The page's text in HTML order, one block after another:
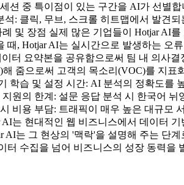
션 중 특이점이 있는 구간을 AI가 선별
: 클릭, 무브, 스크롤 히트맵에서 발견
및 장점 실제 많은 기업들이 Hotjar AI
, Hotjar AI는 실시간으로 발생하는
터 요약본을 공유함으로써 팀 내 의사
줌으로써 고객의 목소리(VOC)를 지
학습 및 설정 시간: AI 분석의 정확도를
원의 한계: 설문 응답 분석 시 한국어
비용 부담: 트래픽이 매우 높은 대규모
는 현대적인 웹 비즈니스에서 데이터
는 그 현상의 '맥락'을 설명해 주는 단
수집을 넘어 비즈니스의 성장 동력을